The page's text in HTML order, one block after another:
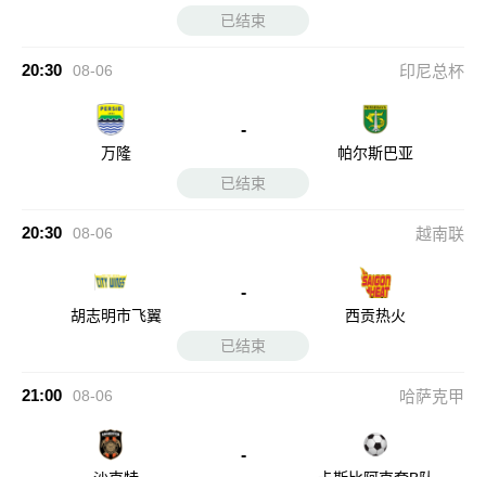
已结束
20:30 08-06 印尼总杯
万隆
-
帕尔斯巴亚
已结束
20:30 08-06 越南联
胡志明市飞翼
-
西贡热火
已结束
21:00 08-06 哈萨克甲
-